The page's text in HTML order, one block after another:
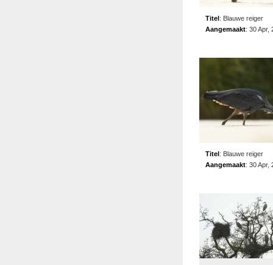
Titel: Blauwe reiger
Aangemaakt: 30 Apr,
Titel: Blauwe reiger
Aangemaakt: 30 Apr,